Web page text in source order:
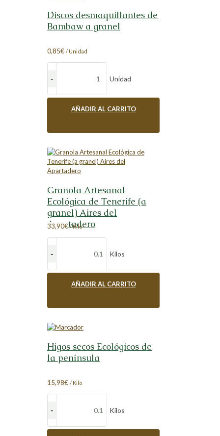
Discos desmaquillantes de
Bambaw a granel
0,85€ / Unidad
Unidad
AÑADIR AL CARRITO
Granola Artesanal
Ecológica de Tenerife (a
granel) Aires del
Apartadero
33,90€ / Kilo
Kilos
AÑADIR AL CARRITO
Higos secos Ecológicos de
la península
15,98€ / Kilo
Kilos